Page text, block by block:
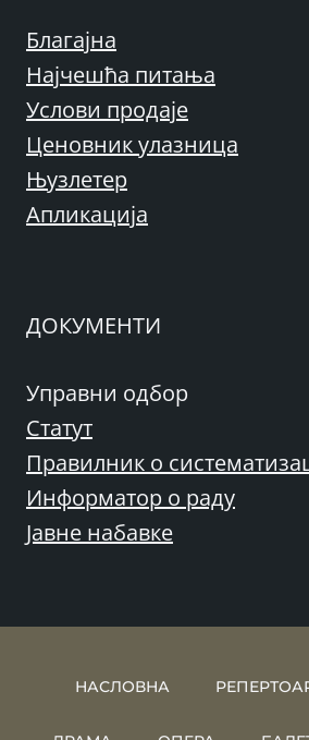
Благајна
Најчешћа питања
Услови продаје
Ценовник улазница
Њузлетер
Апликација
ДОКУМЕНТИ
Управни одбор
Статут
Правилник о
Информатор о раду
Јавне набавке
НАСЛОВНА